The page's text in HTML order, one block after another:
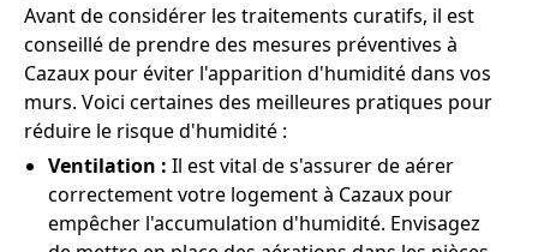
Avant de considérer les traitements curatifs, il est
conseillé de prendre des mesures préventives à
Cazaux pour éviter l'apparition d'humidité dans vos
murs. Voici certaines des meilleures pratiques pour
réduire le risque d'humidité :
Ventilation : Il est vital de s'assurer de aérer
correctement votre logement à Cazaux pour
empêcher l'accumulation d'humidité. Envisagez